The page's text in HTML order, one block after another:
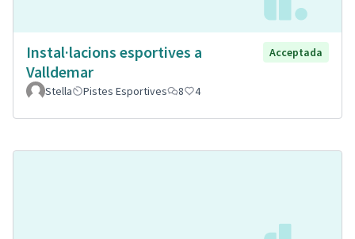
Instal·lacions esportives a
Valldemar
Acceptada
Stella Pistes Esportives 8 4